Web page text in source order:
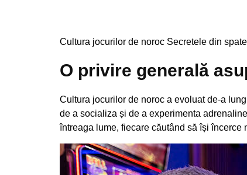
Cultura jocurilor de noroc Secretele din
O privire generală
Cultura jocurilor de noroc a evoluat de-a
de a socializa și de a experimenta
întreaga lume, fiecare căutând să își